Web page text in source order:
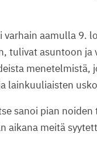
varhain aamulla 9.
tulivat asuntoon ja
lainkuuliaisten
sanoi pian
aikana meitä